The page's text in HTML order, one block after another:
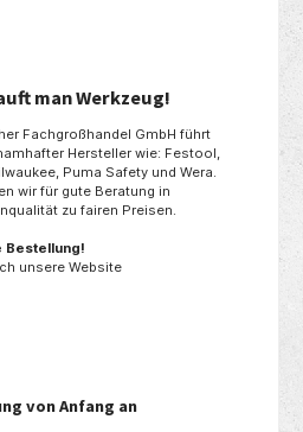
man Werkzeug!
Fachgroßhandel GmbH führt
Hersteller wie: Festool,
Puma Safety und Wera.
wir für gute Beratung in
zu fairen Preisen.
Bestellung!
unsere Website
von Anfang an